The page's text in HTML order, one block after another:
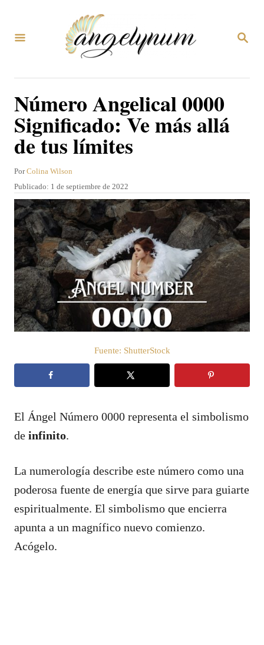
B
Número Angelical 0000
Significado: Ve más allá
de tus límites
PorA
u
t
o
r
Colina Wilson
P
u
b
i
c
a
d
o
e
l
Publicado: 1 de septiembre de 2022
Fuente: ShutterStock
El Ángel Número 0000 representa el simbolismo
de infinito.
La numerología describe este número como una
poderosa fuente de energía que sirve para guiarte
espiritualmente. El simbolismo que encierra
apunta a un magnífico nuevo comienzo.
Acógelo.